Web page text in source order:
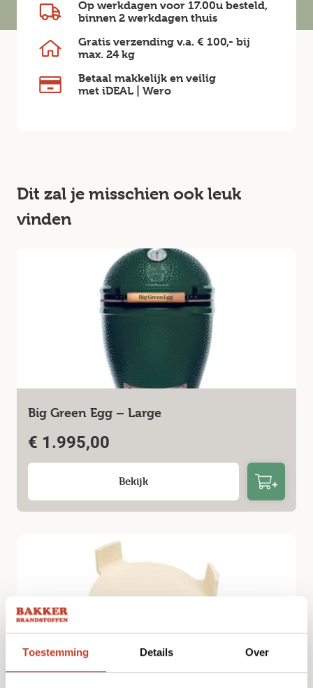
Toestemming Details Over
Op werkdagen voor 17.00u besteld,
binnen 2 werkdagen thuis
Gratis verzending v.a. € 100,- bij
max. 24 kg
Betaal makkelijk en veilig
met iDEAL | Wero
Dit zal je misschien ook leuk
vinden
Big Green Egg – Large
€ 1.995,00
Bekijk